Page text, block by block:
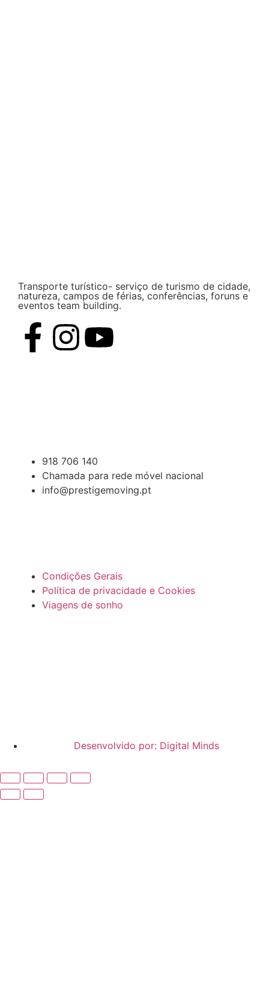
Transporte turístico- serviço de turismo de cidade,
natureza, campos de férias, conferências, foruns e
eventos team building.
918 706 140
Chamada para rede móvel nacional
info@prestigemoving.pt
Condições Gerais
Política de privacidade e Cookies
Viagens de sonho
Desenvolvido por: Digital Minds